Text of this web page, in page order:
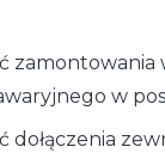
zamontowania
w
dołączenia